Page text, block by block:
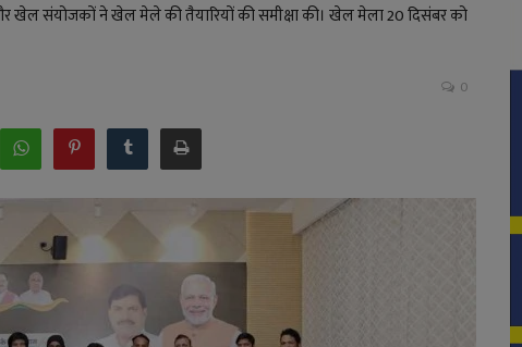
खेल संयोजकों ने खेल मेले की तैयारियों की समीक्षा की। खेल मेला 20 दिसंबर को
0